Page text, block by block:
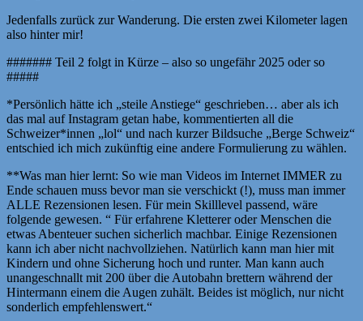
Jedenfalls zurück zur Wanderung. Die ersten zwei Kilometer lagen
also hinter mir!
####### Teil 2 folgt in Kürze – also so ungefähr 2025 oder so
#####
*Persönlich hätte ich „steile Anstiege“ geschrieben… aber als ich
das mal auf Instagram getan habe, kommentierten all die
Schweizer*innen „lol“ und nach kurzer Bildsuche „Berge Schweiz“
entschied ich mich zukünftig eine andere Formulierung zu wählen.
**Was man hier lernt: So wie man Videos im Internet IMMER zu
Ende schauen muss bevor man sie verschickt (!), muss man immer
ALLE Rezensionen lesen. Für mein Skilllevel passend, wäre
folgende gewesen. “ Für erfahrene Kletterer oder Menschen die
etwas Abenteuer suchen sicherlich machbar. Einige Rezensionen
kann ich aber nicht nachvollziehen. Natürlich kann man hier mit
Kindern und ohne Sicherung hoch und runter. Man kann auch
unangeschnallt mit 200 über die Autobahn brettern während der
Hintermann einem die Augen zuhält. Beides ist möglich, nur nicht
sonderlich empfehlenswert.“